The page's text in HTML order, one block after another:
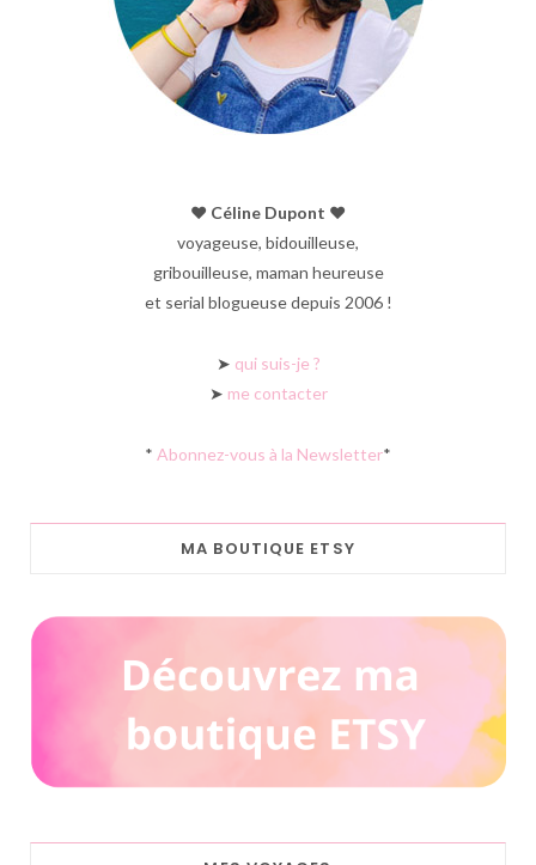
♥︎ Céline Dupont ♥︎
voyageuse, bidouilleuse,
gribouilleuse, maman heureuse
et serial blogueuse depuis 2006 !
➤ qui suis-je ?
➤ me contacter
* Abonnez-vous à la Newsletter*
MA BOUTIQUE ETSY